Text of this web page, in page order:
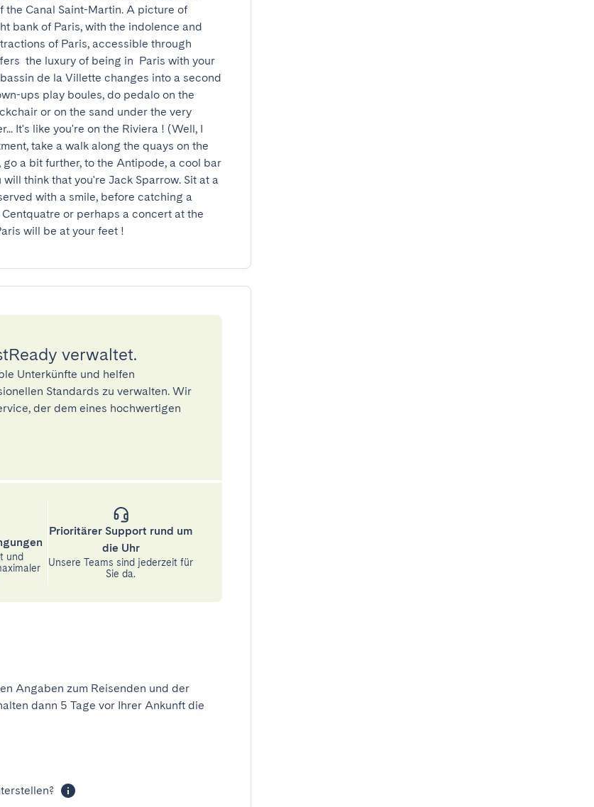
Canal Saint-Martin. A picture of
bank of Paris, with the indolence and
of Paris, accessible through
the luxury of being in  Paris with your
de la Villette changes into a second
ups play boules, do pedalo on the
or on the sand under the very
It's like you're on the Riviera ! (Well, I
take a walk along the quays on the
a bit further, to the Antipode, a cool bar
think that you're Jack Sparrow. Sit at a
with a smile, before catching a
or perhaps a concert at the
will be at your feet !
verwaltet.
Unterkünfte und helfen
Standards zu verwalten. Wir
der dem eines hochwertigen
und
Prioritärer Support rund um
die Uhr
Unsere Teams sind jederzeit für
Sie da.
Angaben zum Reisenden und der
dann 5 Tage vor Ihrer Ankunft die